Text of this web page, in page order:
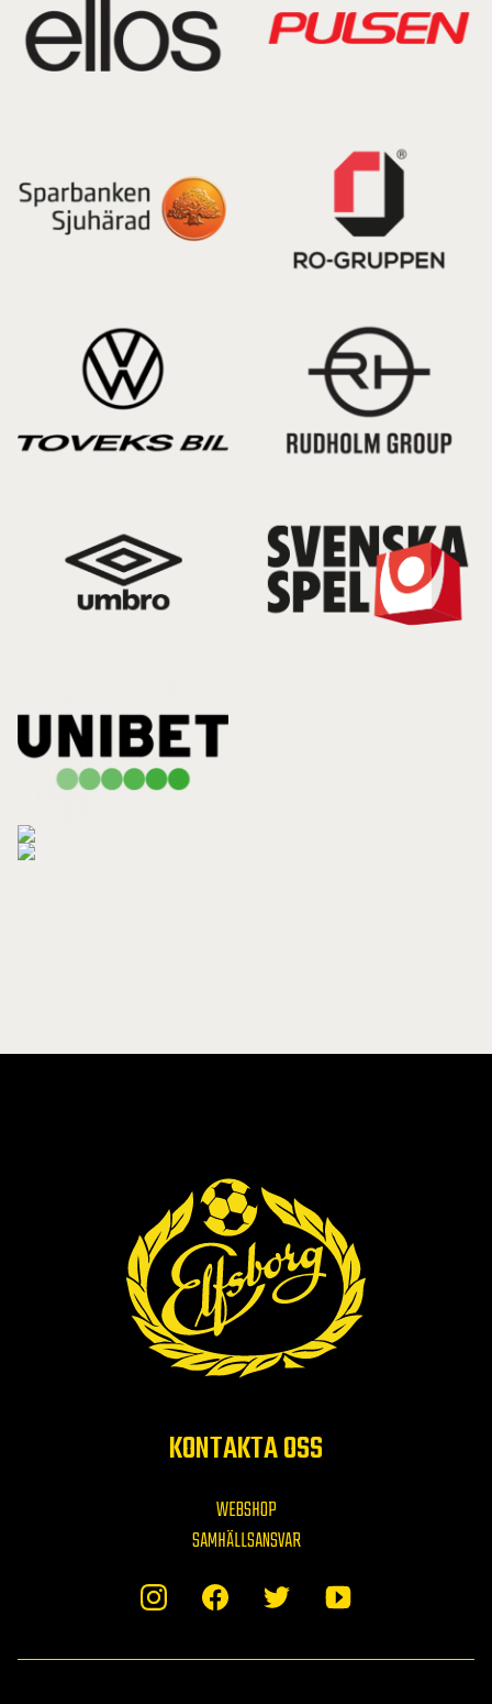
KONTAKTA OSS
WEBSHOP
SAMHÄLLSANSVAR